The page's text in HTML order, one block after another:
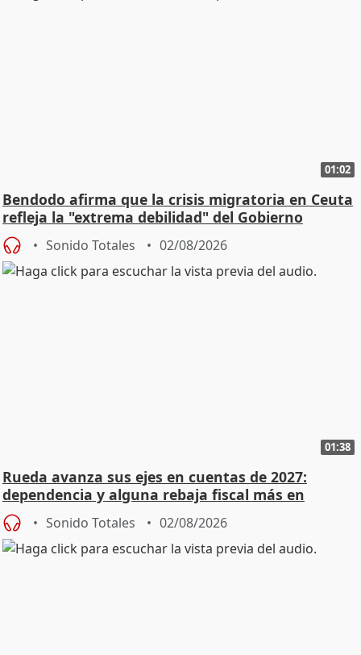
01:02
Bendodo afirma que la crisis migratoria en Ceuta
refleja la "extrema debilidad" del Gobierno
Sonido Totales 02/08/2026
01:38
Rueda avanza sus ejes en cuentas de 2027:
dependencia y alguna rebaja fiscal más en
vivienda
Sonido Totales 02/08/2026